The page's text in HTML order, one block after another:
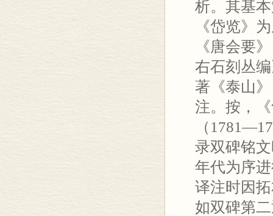
析。其基
《岱览》
《唐会要
右石刻丛
著《泰山
注。按，
（
录双碑铭
年代为序
译注时因
如双碑第